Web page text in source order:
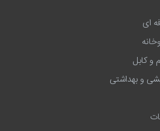
ای
و کابل
و بهداشتی